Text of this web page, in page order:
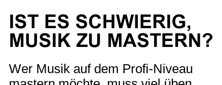
IST ES SCHWIERIG,
MUSIK ZU MASTERN?
Wer Musik auf dem Profi-Niveau